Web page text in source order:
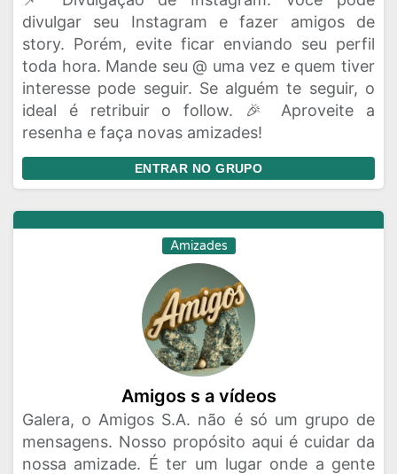
divulgar seu Instagram e fazer amigos de
story. Porém, evite ficar enviando seu perfil
toda hora. Mande seu @ uma vez e quem tiver
interesse pode seguir. Se alguém te seguir, o
ideal é retribuir o follow. 🎉 Aproveite a
resenha e faça novas amizades!
ENTRAR NO GRUPO
Amizades
Amigos s a vídeos
Galera, o Amigos S.A. não é só um grupo de
mensagens. Nosso propósito aqui é cuidar da
nossa amizade. É ter um lugar onde a gente